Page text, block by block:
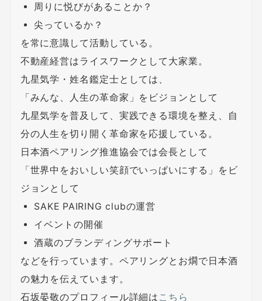
周りに悦びがあることか？
尖っているか？
を常に意識して活動している。
不動産経営はライスワークとして大家業。
九星気学・姓名鑑定士としては、
「みんな、人生の革命家」をビジョンとして
九星気学を普及して、実践できる環境を整え、自
分の人生を切り開く革命家を応援している。
日本酒ペアリング推進協会では会長として
「世界中をおいしい笑顔でいっぱいにする」をビ
ジョンとして
SAKE PAIRING clubの運営
イベントの開催
酒蔵のブランディングサポート
などを行っています。ペアリングとお燗で日本酒
の魅力を伝えています。
石坂晏敬のプロフィール詳細は こちら